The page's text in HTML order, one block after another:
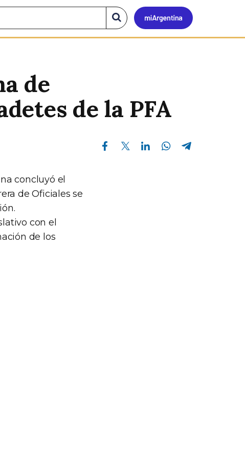
Mi
Buscar
en
el
de
de la PFA
Compartir en Facebook Compartir en Twitter Compartir en Linkedin Compartir en Whatsapp
concluyó el
de Oficiales se
con el
de los